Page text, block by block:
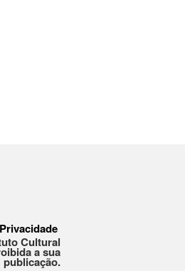
Cultural
a sua
publicação.